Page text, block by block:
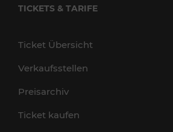
TICKETS & TARIFE
Ticket Übersicht
Verkaufsstellen
Preisarchiv
Ticket kaufen